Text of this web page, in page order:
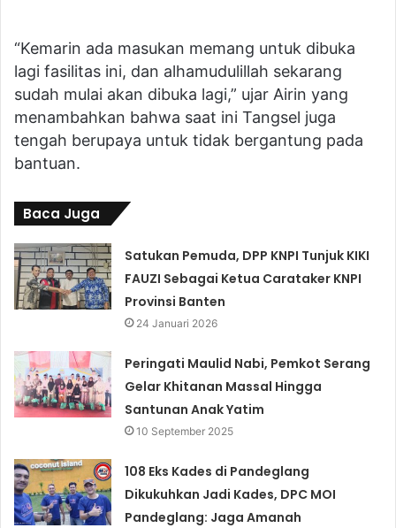
“Kemarin ada masukan memang untuk dibuka
lagi fasilitas ini, dan alhamudulillah sekarang
sudah mulai akan dibuka lagi,” ujar Airin yang
menambahkan bahwa saat ini Tangsel juga
tengah berupaya untuk tidak bergantung pada
bantuan.
Baca Juga
Satukan Pemuda, DPP KNPI Tunjuk KIKI
FAUZI Sebagai Ketua Carataker KNPI
Provinsi Banten
24 Januari 2026
Peringati Maulid Nabi, Pemkot Serang
Gelar Khitanan Massal Hingga
Santunan Anak Yatim
10 September 2025
108 Eks Kades di Pandeglang
Dikukuhkan Jadi Kades, DPC MOI
Pandeglang: Jaga Amanah